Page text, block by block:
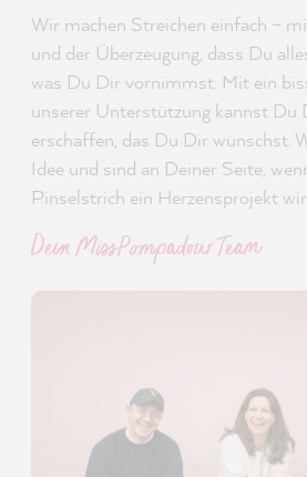
Wir machen Streichen einfach –
und der Überzeugung, dass Du
was Du Dir vornimmst. Mit ein
unserer Unterstützung kannst Du
erschaffen, das Du Dir wünschst.
Idee und sind an Deiner Seite,
Pinselstrich ein Herzensprojekt
Dein MissPompadour Team